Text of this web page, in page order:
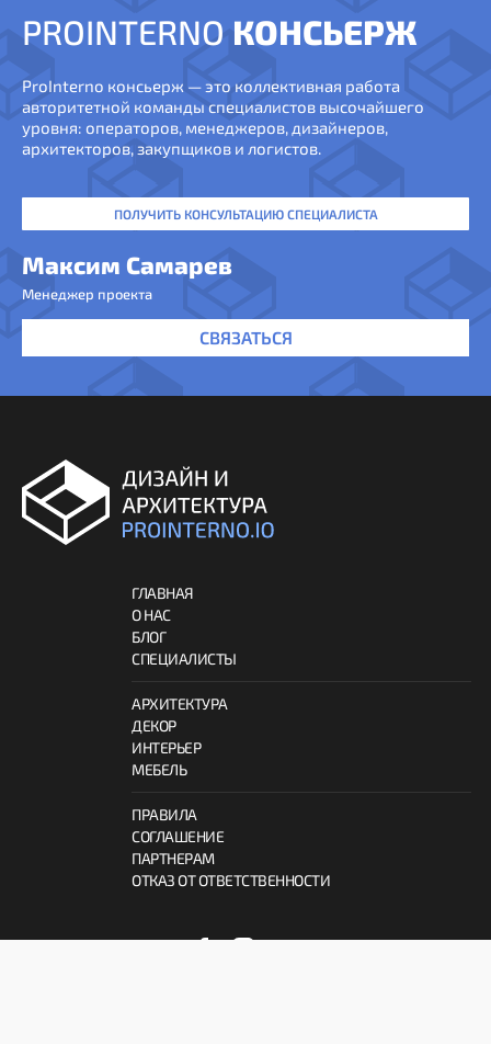
PROINTERNO КОНСЬЕРЖ
ProInterno консьерж — это коллективная работа
авторитетной команды специалистов высочайшего
уровня: операторов, менеджеров, дизайнеров,
архитекторов, закупщиков и логистов.
ПОЛУЧИТЬ КОНСУЛЬТАЦИЮ СПЕЦИАЛИСТА
Максим Самарев
Менеджер проекта
СВЯЗАТЬСЯ
ГЛАВНАЯ
О НАС
БЛОГ
СПЕЦИАЛИСТЫ
АРХИТЕКТУРА
ДЕКОР
ИНТЕРЬЕР
МЕБЕЛЬ
ПРАВИЛА
СОГЛАШЕНИЕ
ПАРТНЕРАМ
ОТКАЗ ОТ ОТВЕТСТВЕННОСТИ